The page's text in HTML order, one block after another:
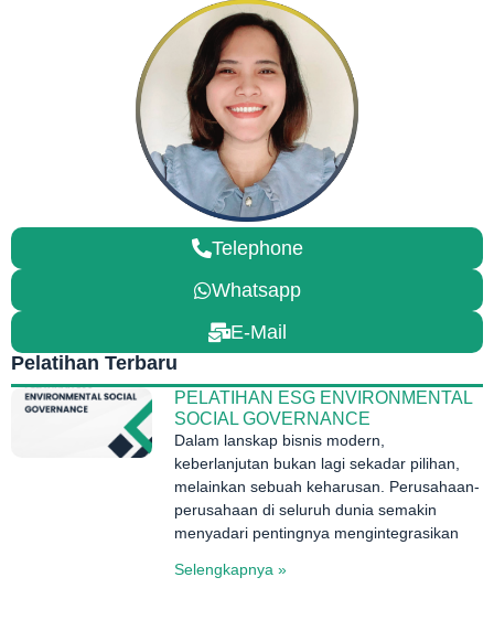
Telephone
Whatsapp
E-Mail
Pelatihan Terbaru
PELATIHAN ESG ENVIRONMENTAL
SOCIAL GOVERNANCE
Dalam lanskap bisnis modern,
keberlanjutan bukan lagi sekadar pilihan,
melainkan sebuah keharusan. Perusahaan-
perusahaan di seluruh dunia semakin
menyadari pentingnya mengintegrasikan
Selengkapnya »